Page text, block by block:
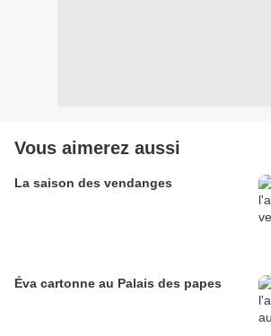
Vous aimerez aussi
La saison des vendanges
Éva cartonne au Palais des papes